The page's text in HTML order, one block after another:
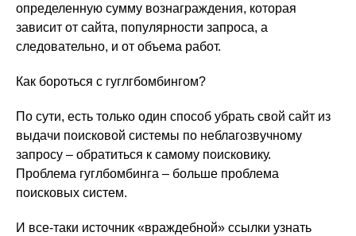
определенную сумму вознаграждения, которая
зависит от сайта, популярности запроса, а
следовательно, и от объема работ.
Как бороться с гуглгбомбингом?
По сути, есть только один способ убрать свой сайт из
выдачи поисковой системы по неблагозвучному
запросу – обратиться к самому поисковику.
Проблема гуглбомбинга – больше проблема
поисковых систем.
И все-таки источник «враждебной» ссылки узнать